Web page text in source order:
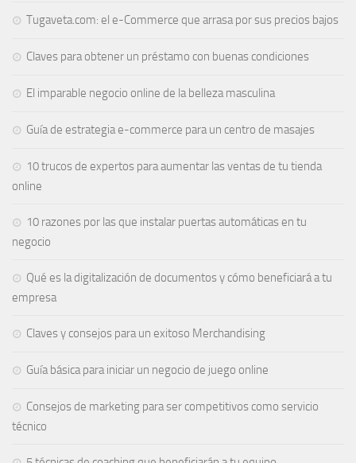
Tugaveta.com: el e-Commerce que arrasa por sus precios bajos
Claves para obtener un préstamo con buenas condiciones
El imparable negocio online de la belleza masculina
Guía de estrategia e-commerce para un centro de masajes
10 trucos de expertos para aumentar las ventas de tu tienda
online
10 razones por las que instalar puertas automáticas en tu
negocio
Qué es la digitalización de documentos y cómo beneficiará a tu
empresa
Claves y consejos para un exitoso Merchandising
Guía básica para iniciar un negocio de juego online
Consejos de marketing para ser competitivos como servicio
técnico